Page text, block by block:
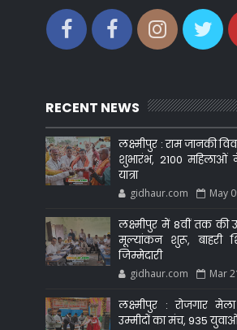
RECENT NEWS
लक्ष्मीपुर : राम जानकी
शुभारंभ, 2100
यात्रा
gidhaur.com May
लक्ष्मीपुर में 8वीं तक की
मूल्यांकन शुरू, बाहरी
जिम्मेदारी
gidhaur.com Mar
लक्ष्मीपुर : रोजगार
उम्मीदों का मंच, 935